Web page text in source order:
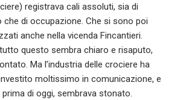
registrava cali assoluti, sia di
di occupazione. Che si sono poi
anche nella vicenda Fincantieri.
questo sembra chiaro e risaputo,
Ma l’industria delle crociere ha
moltissimo in comunicazione, e
prima di oggi, sembrava stonato.